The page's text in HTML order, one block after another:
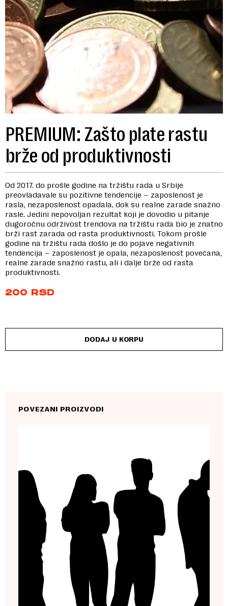
PREMIUM: Zašto plate rastu
brže od produktivnosti
Od 2017. do prošle godine na tržištu rada u Srbije
preovladavale su pozitivne tendencije – zaposlenost je
rasla, nezaposlenost opadala, dok su realne zarade snažno
rasle. Jedini nepovoljan rezultat koji je dovodio u pitanje
dugoročnu održivost trendova na tržištu rada bio je znatno
brži rast zarada od rasta produktivnosti. Tokom prošle
godine na tržištu rada došlo je do pojave negativnih
tendencija – zaposlenost je opala, nezaposlenost povećana,
realne zarade snažno rastu, ali i dalje brže od rasta
produktivnosti.
200 RSD
DODAJ U KORPU
POVEZANI PROIZVODI